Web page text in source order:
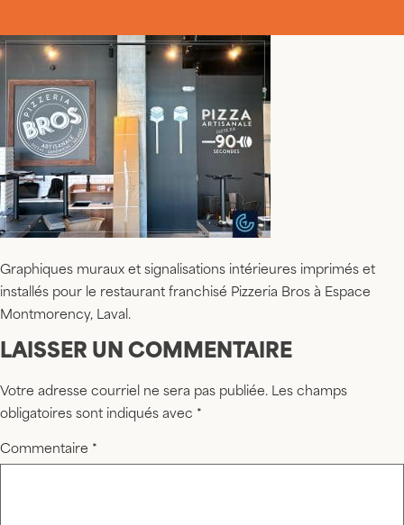
Graphiques muraux et signalisations intérieures imprimés et
installés pour le restaurant franchisé Pizzeria Bros à Espace
Montmorency, Laval.
LAISSER UN COMMENTAIRE
Votre adresse courriel ne sera pas publiée. Les champs
obligatoires sont indiqués avec *
Commentaire *